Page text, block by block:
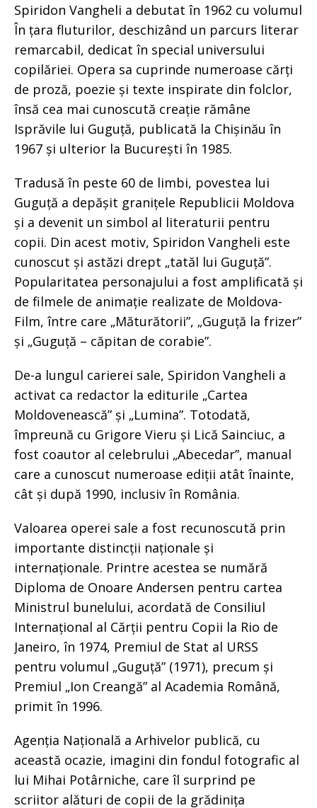
Spiridon Vangheli a debutat în 1962 cu volumul
În țara fluturilor, deschizând un parcurs literar
remarcabil, dedicat în special universului
copilăriei. Opera sa cuprinde numeroase cărți
de proză, poezie și texte inspirate din folclor,
însă cea mai cunoscută creație rămâne
Isprăvile lui Guguță, publicată la Chișinău în
1967 și ulterior la București în 1985.
Tradusă în peste 60 de limbi, povestea lui
Guguță a depășit granițele Republicii Moldova
și a devenit un simbol al literaturii pentru
copii. Din acest motiv, Spiridon Vangheli este
cunoscut și astăzi drept „tatăl lui Guguță”.
Popularitatea personajului a fost amplificată și
de filmele de animație realizate de Moldova-
Film, între care „Măturătorii”, „Guguță la frizer”
și „Guguță – căpitan de corabie”.
De-a lungul carierei sale, Spiridon Vangheli a
activat ca redactor la editurile „Cartea
Moldovenească” și „Lumina”. Totodată,
împreună cu Grigore Vieru și Lică Sainciuc, a
fost coautor al celebrului „Abecedar”, manual
care a cunoscut numeroase ediții atât înainte,
cât și după 1990, inclusiv în România.
Valoarea operei sale a fost recunoscută prin
importante distincții naționale și
internaționale. Printre acestea se numără
Diploma de Onoare Andersen pentru cartea
Ministrul bunelului, acordată de Consiliul
Internațional al Cărții pentru Copii la Rio de
Janeiro, în 1974, Premiul de Stat al URSS
pentru volumul „Guguță” (1971), precum și
Premiul „Ion Creangă” al Academia Română,
primit în 1996.
Agenția Națională a Arhivelor publică, cu
această ocazie, imagini din fondul fotografic al
lui Mihai Potârniche, care îl surprind pe
scriitor alături de copii de la grădinița